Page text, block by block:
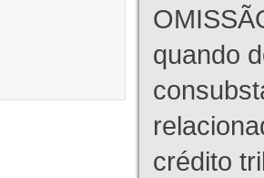
quando
crédito